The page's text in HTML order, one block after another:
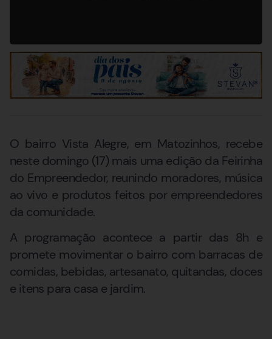
O bairro Vista Alegre, em Matozinhos, recebe
neste domingo (17) mais uma edição da Feirinha
do Empreendedor, reunindo moradores, música
ao vivo e produtos feitos por empreendedores
da comunidade.
A programação acontece a partir das 8h e
promete movimentar o bairro com barracas de
comidas, bebidas, artesanato, quitandas, doces
e itens para casa e jardim.